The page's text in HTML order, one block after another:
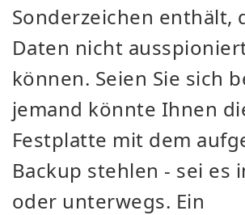
Sonderzeichen enthält,
Daten nicht
können. Seien Sie sich
jemand könnte Ihnen
Festplatte mit dem
Backup stehlen - sei es
oder unterwegs. Ein